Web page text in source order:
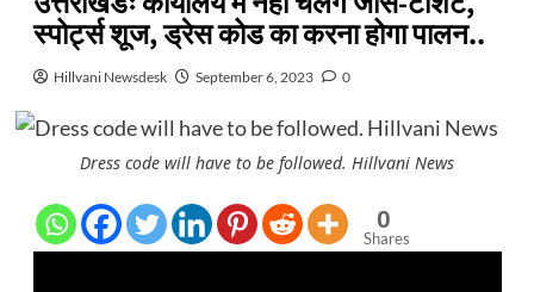
स्पोर्ट्स शूज, ड्रेस कोड का करना होगा पालन..
Hillvani Newsdesk September 6, 2023 0
Dress code will have to be followed. Hillvani News
0
Shares